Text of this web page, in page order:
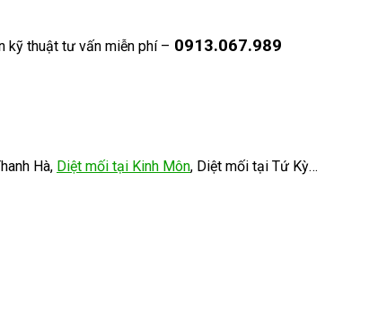
kỹ thuật tư vấn miễn phí – 0913.067.989
Hà, Diệt mối tại Kinh Môn, Diệt mối tại Tứ Kỳ…